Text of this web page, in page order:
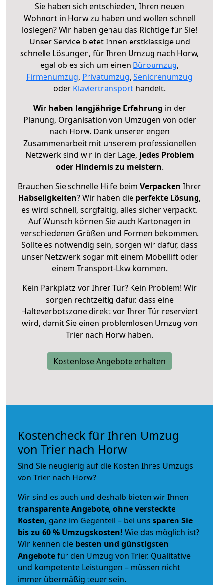
Sie haben sich entschieden, Ihren neuen
Wohnort in Horw zu haben und wollen schnell
loslegen? Wir haben genau das Richtige für Sie!
Unser Service bietet Ihnen erstklassige und
schnelle Lösungen, für Ihren Umzug nach Horw,
egal ob es sich um einen Büroumzug,
Firmenumzug, Privatumzug, Seniorenumzug
oder Klaviertransport handelt.
Wir haben langjährige Erfahrung in der
Planung, Organisation von Umzügen von oder
nach Horw. Dank unserer engen
Zusammenarbeit mit unserem professionellen
Netzwerk sind wir in der Lage, jedes Problem
oder Hindernis zu meistern.
Brauchen Sie schnelle Hilfe beim Verpacken Ihrer
Habseligkeiten? Wir haben die perfekte Lösung,
es wird schnell, sorgfältig, alles sicher verpackt.
Auf Wunsch können Sie auch Kartonagen in
verschiedenen Größen und Formen bekommen.
Sollte es notwendig sein, sorgen wir dafür, dass
unser Netzwerk sogar mit einem Möbellift oder
einem Transport-Lkw kommen.
Kein Parkplatz vor Ihrer Tür? Kein Problem! Wir
sorgen rechtzeitig dafür, dass eine
Halteverbotszone direkt vor Ihrer Tür reserviert
wird, damit Sie einen problemlosen Umzug von
Trier nach Horw haben.
Kostenlose Angebote erhalten
Kostencheck für Ihren Umzug
von Trier nach Horw
Sind Sie neugierig auf die Kosten Ihres Umzugs
von Trier nach Horw?
Wir sind es auch und deshalb bieten wir Ihnen
transparente Angebote, ohne versteckte
Kosten, ganz im Gegenteil – bei uns sparen Sie
bis zu 60 % Umzugskosten! Wie das möglich ist?
Wir kennen die besten und günstigsten
Angebotefür den Umzug von Trier. Qualitative
und kompetente Leistungen – müssen nicht
immer übermäßig teuer sein.